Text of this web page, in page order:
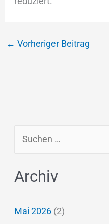
← Vorheriger Beitrag
c
e
Archiv
Mai 2026 (2)